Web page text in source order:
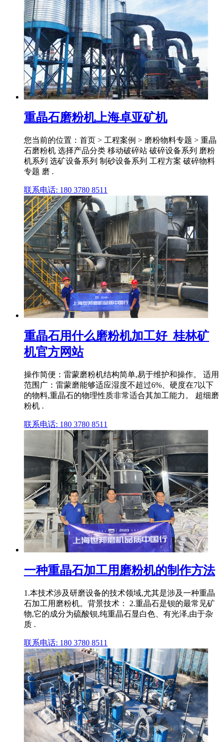
重晶石磨粉机上海卓亚矿机
您当前的位置：首页 > 工程案例 > 磨粉物料专题 > 重晶
石磨粉机 选择产品分类 移动破碎站 破碎设备系列 磨粉
机系列 选矿设备系列 制砂设备系列 工程方案 破碎物料
专题 磨 .
联系电话: 180 3780 8511
重晶石用什么磨粉机加工好_桂林矿
机官方网站
操作简便：雷蒙磨粉机结构简单,易于维护和操作。 适用
范围广：雷蒙磨能够适应湿度不超过6%、硬度在7以下
的物料,重晶石的物理性质非常适合其加工能力。 超细磨
粉机 .
联系电话: 180 3780 8511
一种重晶石加工用磨粉机的制作方法
1.本技术涉及研磨设备的技术领域,尤其是涉及一种重晶
石加工用磨粉机。背景技术： 2.重晶石是钡的最常见矿
物,它的成分为硫酸钡,纯重晶石显白色、有光泽,由于杂
质 .
联系电话: 180 3780 8511